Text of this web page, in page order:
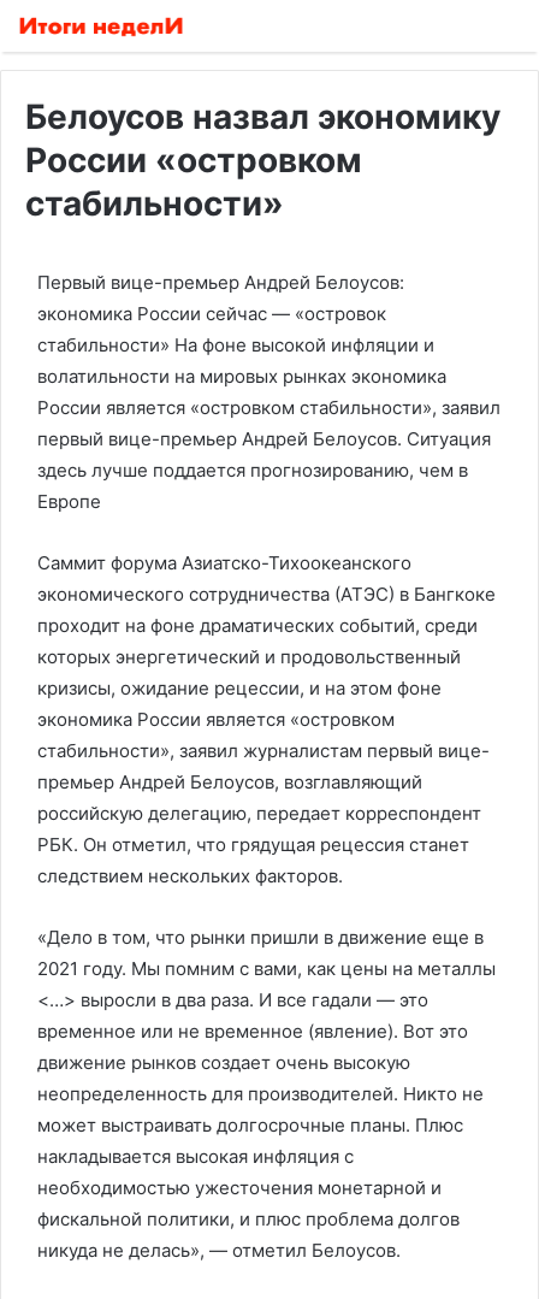
Белоусов назвал экономику
России «островком
стабильности»
Первый вице-премьер Андрей Белоусов:
экономика России сейчас — «островок
стабильности» На фоне высокой инфляции и
волатильности на мировых рынках экономика
России является «‎островком стабильности», заявил
первый вице-премьер Андрей Белоусов. Ситуация
здесь лучше поддается прогнозированию, чем в
Европе
Саммит форума Азиатско-Тихоокеанского
экономического сотрудничества (АТЭС) в Бангкоке
проходит на фоне драматических событий, среди
которых энергетический и продовольственный
кризисы, ожидание рецессии, и на этом фоне
экономика России является «‎островком
стабильности», заявил журналистам первый вице-
премьер Андрей Белоусов, возглавляющий
российскую делегацию, передает корреспондент
РБК. Он отметил, что грядущая рецессия станет
следствием нескольких факторов.
«Дело в том, что рынки пришли в движение еще в
2021 году. Мы помним с вами, как цены на металлы
<…> выросли в два раза. И все гадали — это
временное или не временное (явление). Вот это
движение рынков создает очень высокую
неопределенность для производителей. Никто не
может выстраивать долгосрочные планы. Плюс
накладывается высокая инфляция с
необходимостью ужесточения монетарной и
фискальной политики, и плюс проблема долгов
никуда не делась», — отметил Белоусов.